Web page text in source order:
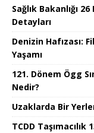
Sağlık Bakanlığı
Detayları
Denizin Hafızası:
Yaşamı
121. Dönem Ögg
Nedir?
Uzaklarda Bir
TCDD